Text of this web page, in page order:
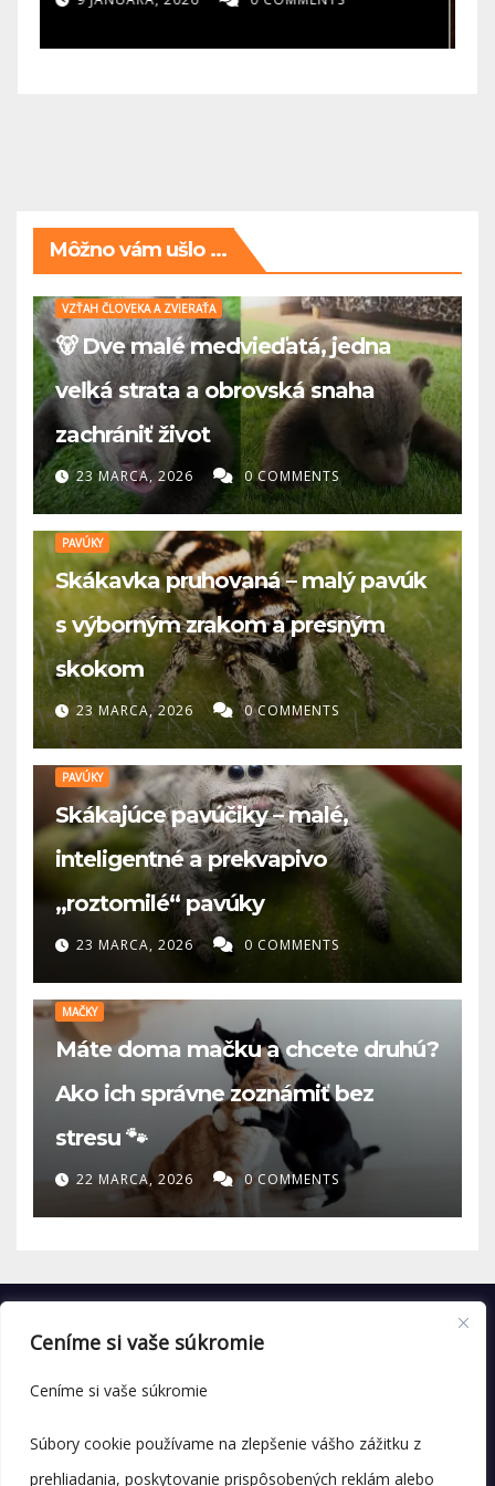
Ceníme si vaše súkromie
Ceníme si vaše súkromie
Súbory cookie používame na zlepšenie vášho zážitku z
prehliadania, poskytovanie prispôsobených reklám alebo
Môžno vám ušlo ...
VZŤAH ČLOVEKA A ZVIERAŤA
🐻 Dve malé medvieďatá, jedna
veľká strata a obrovská snaha
zachrániť život
23 MARCA, 2026 0 COMMENTS
PAVÚKY
Skákavka pruhovaná – malý pavúk
s výborným zrakom a presným
skokom
23 MARCA, 2026 0 COMMENTS
PAVÚKY
Skákajúce pavúčiky – malé,
inteligentné a prekvapivo
„roztomilé“ pavúky
23 MARCA, 2026 0 COMMENTS
MAČKY
Máte doma mačku a chcete druhú?
Ako ich správne zoznámiť bez
stresu 🐾
22 MARCA, 2026 0 COMMENTS